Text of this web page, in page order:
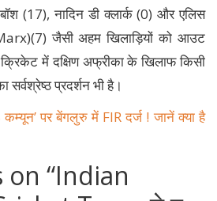
(17), नादिन डी क्लार्क (0) और एलिस
जैसी अहम खिलाड़ियों को आउट
में दक्षिण अफ्रीका के खिलाफ किसी
सर्वश्रेष्ठ प्रदर्शन भी है।
पर बेंगलुरु में FIR दर्ज ! जानें क्या है
“Indian